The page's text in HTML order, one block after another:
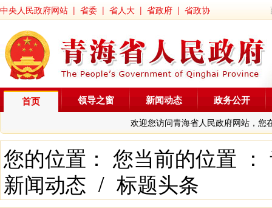
中央人民政府网站 | 省委 | 省人大 | 省政府 | 省政协
首页
欢迎您访问青海省人民政府网站，您
领导之窗 新闻动态 政务公开
您的位置： 您当前的位置 ：
新闻动态 / 标题头条